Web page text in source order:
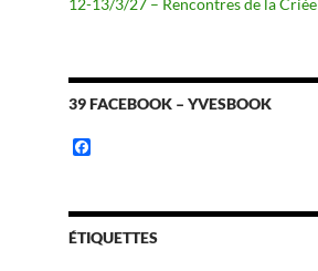
12-13/3/27 – Rencontres de la Criée
39 FACEBOOK – YVESBOOK
b
o
ÉTIQUETTES